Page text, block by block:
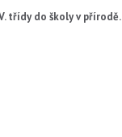
třídy do školy v přírodě.